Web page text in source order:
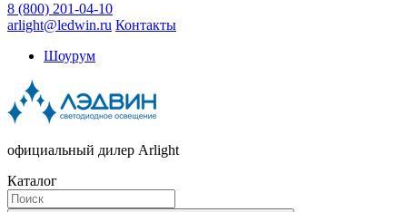
8 (800) 201-04-10
arlight@ledwin.ru Контакты
Шоурум
официальный дилер Arlight
Каталог